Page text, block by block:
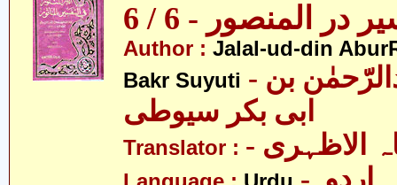
در المنصور - 6 / 6
Author : Jalal-ud-din
Bakr Suyuti - جلال الدین عبدالرّحمٰن بن
ابی بکر سیوطی
Translator : الاظہری